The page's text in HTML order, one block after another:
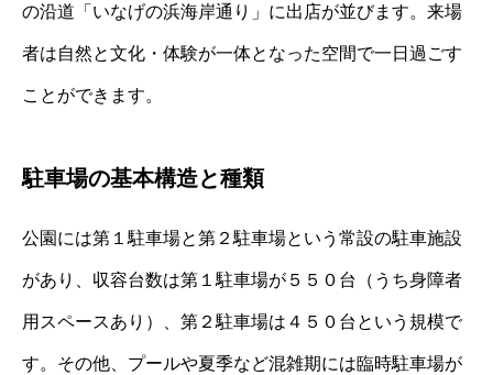
の沿道「いなげの浜海岸通り」に出店が並びます。来場
者は自然と文化・体験が一体となった空間で一日過ごす
ことができます。
駐車場の基本構造と種類
公園には第１駐車場と第２駐車場という常設の駐車施設
があり、収容台数は第１駐車場が５５０台（うち身障者
用スペースあり）、第２駐車場は４５０台という規模で
す。その他、プールや夏季など混雑期には臨時駐車場が